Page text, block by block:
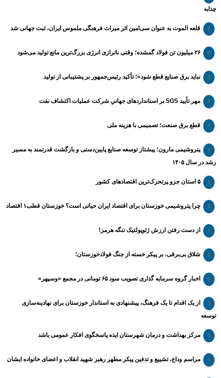
چذابه
قلعه الموت به عنوان سی‌امین اثر میراث‌ فرهنگی ملموس ایران، ثبت جهانی شد
۲۶ میلیون تن فولاد گمشده؛ وقتی ناترازی انرژی بزرگ‌ترین مانع تولید می‌شود
نباید برق صنایع قطع شود»؛ تأکید رئیس‌جمهور بر پشتیبانی از تولید
مهر تأیید SGS بر استانداردهای جهانیِ شرکت عملیات اکتشاف نفت
قطع برق صنعت؛ تصمیمی با هزینه ملی
پتروشیمی مارون؛ پیشتاز توسعه صنایع پایین‌دستی و بازگشت قدرتمند به مسیر
رشد در سال ۱۴۰۵
۵ استان جزو پرتحرک‌ترین اقتصاد‌های کشور
چرا پتروشیمی خوزستان برای اقتصاد ایران حیاتی است؟ خوزستان قطب۱ اقتصاد
از دست رفتن ارزش ژئوپولتیک تنگه هرمز!
شلاق‌ بی‌برقی، بر پیکر خسته‌ از جنگ فولادخوزستان؛
اخبار گروه سرمایه گذاری تصویب سود ۶۵ تومانی در مجمع «وسپهر»
از یک اقدام تا یک فرهنگ، پیشنهادی به استاندار خوزستان برای نهادینه‌سازی
توسعه
مرکز بهداشت و درمان شهرستان ایذه پاسخگوی افکار عمومی باشد
مراسم وداع، تشییع و تدفین پیکر مطهر رهبر شهید انقلاب و اعضای خانواده ایشان